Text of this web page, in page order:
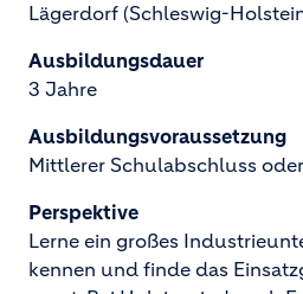
Lägerdorf (Schleswig-
Ausbildungsdauer
3 Jahre
Ausbildungsvoraussetzung
Mittlerer Schulabschluss
Perspektive
Lerne ein großes
kennen und finde das